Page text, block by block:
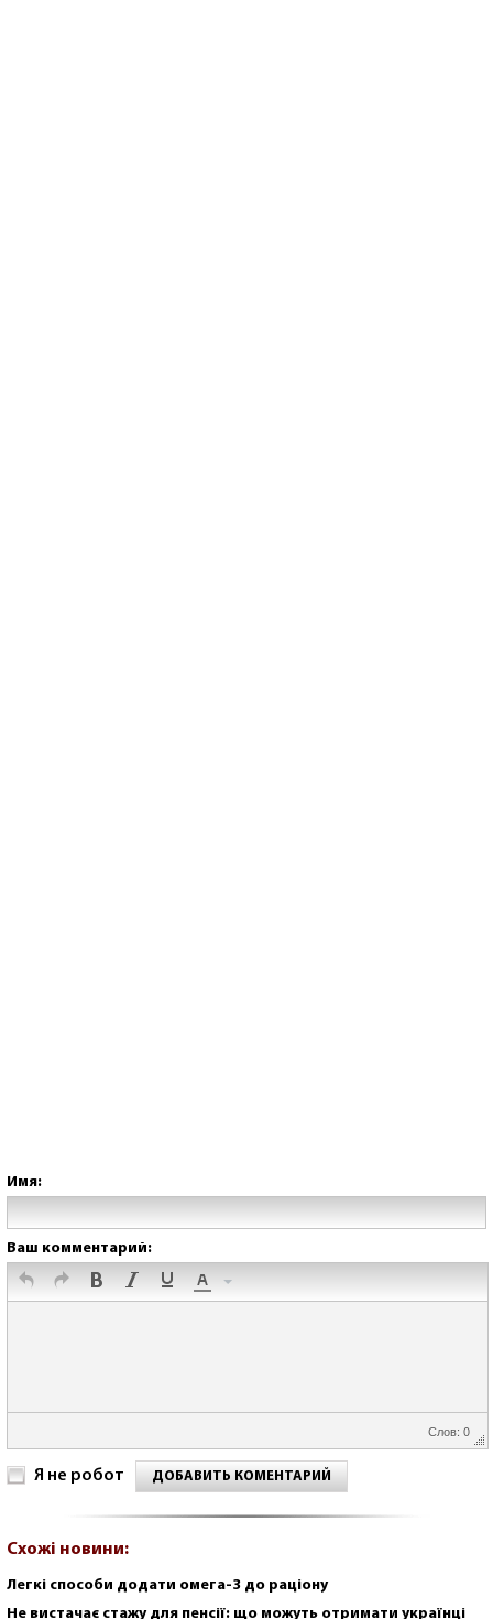
Имя:
Ваш комментарий:
Слов: 0
Я не робот ДОБАВИТЬ КОМЕНТАРИЙ
Схожі новини:
Легкі способи додати омега-3 до раціону
Не вистачає стажу для пенсії: що можуть отримати українці